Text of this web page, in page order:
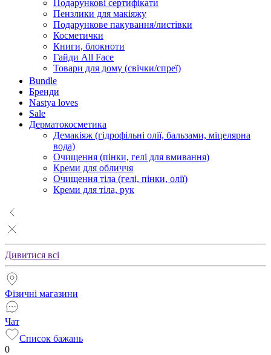
Подарункові сертифікати
Пензлики для макіяжу
Подарункове пакування/листівки
Косметички
Книги, блокноти
Гайди All Face
Товари для дому (свічки/спреї)
Bundle
Бренди
Nastya loves
Sale
Дерматокосметика
Демакіяж (гідрофільні олії, бальзами, міцелярна
вода)
Очищення (пінки, гелі для вмивання)
Креми для обличчя
Очищення тіла (гелі, пінки, олії)
Креми для тіла, рук
Дивитися всі
Фізичні магазини
Чат
Список бажань
0